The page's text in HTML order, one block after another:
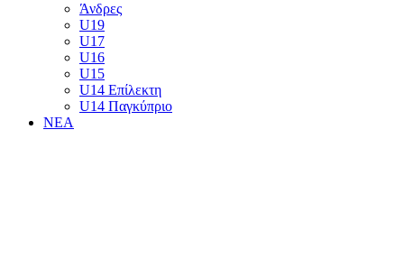
Άνδρες
U19
U17
U16
U15
U14 Επίλεκτη
U14 Παγκύπριο
ΝΕΑ